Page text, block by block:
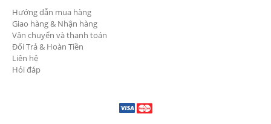
Hướng dẫn mua hàng
Giao hàng & Nhận hàng
Vận chuyển và thanh toán
Đổi Trả & Hoàn Tiền
Liên hệ
Hỏi đáp